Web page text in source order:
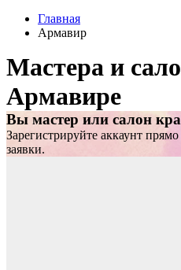
Главная
Армавир
Мастера и
Армавире
Вы мастер или салон
Зарегистрируйте аккаунт
заявки.